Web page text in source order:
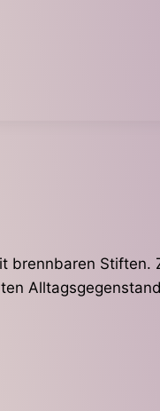
brennbaren